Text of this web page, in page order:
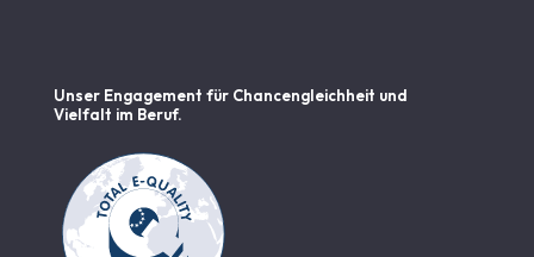
Unser Engagement für Chancen­gleichheit und
Vielfalt im Beruf.